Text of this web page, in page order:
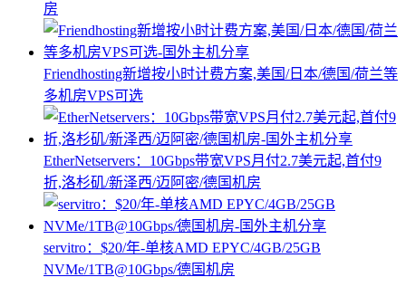
房
Friendhosting新增按小时计费方案,美国/日本/德国/荷兰等
多机房VPS可选
EtherNetservers：10Gbps带宽VPS月付2.7美元起,首付9
折,洛杉矶/新泽西/迈阿密/德国机房
servitro：$20/年-单核AMD EPYC/4GB/25GB
NVMe/1TB@10Gbps/德国机房